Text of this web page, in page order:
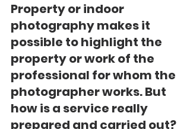
Property or indoor
photography makes it
possible to highlight the
property or work of the
professional for whom the
photographer works. But
how is a service really
prepared and carried out?